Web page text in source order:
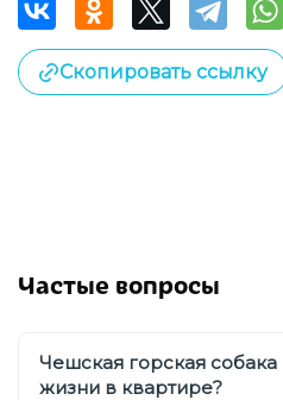
Скопировать ссылку
Частые вопросы
Чешская горская
жизни в квартире?